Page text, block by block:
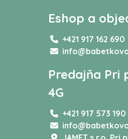
Eshop a
+421 917 162 690
Predajňa Pri
4G
+421 917 573 190